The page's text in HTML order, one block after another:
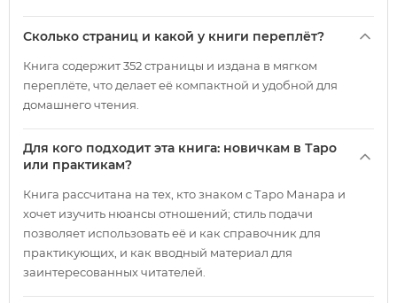
Сколько страниц и какой у книги переплёт?
Книга содержит 352 страницы и издана в мягком
переплёте, что делает её компактной и удобной для
домашнего чтения.
Для кого подходит эта книга: новичкам в Таро
или практикам?
Книга рассчитана на тех, кто знаком с Таро Манара и
хочет изучить нюансы отношений; стиль подачи
позволяет использовать её и как справочник для
практикующих, и как вводный материал для
заинтересованных читателей.